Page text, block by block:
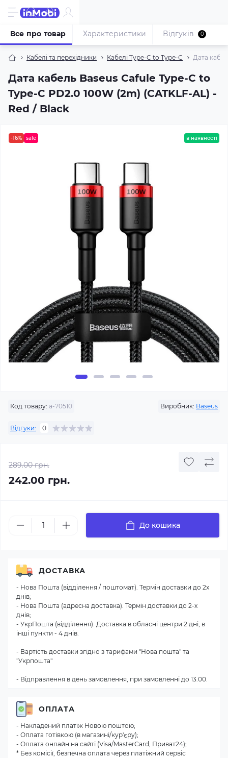
Кабелі та перехідники Кабелі Type-C to Type-C Дата
Дата кабель Baseus Cafule Type-C to
Type-C PD2.0 100W (2m) (CATKLF-AL) -
Red / Black
Все про товар Характеристики Відгуків 0
-16% sale в наявності
Код товару: a-70510 Виробник: Baseus
Відгуки: 0
289.00 грн.
242.00 грн.
До кошика
ДОСТАВКА
- Нова Пошта (відділення / поштомат). Термін доставки до 2х
днів;
- Нова Пошта (адресна доставка). Термін доставки до 2-х
днів;
- УкрПошта (відділення). Доставка в обласні центри 2 дні, в
інші пункти - 4 днів.
- Вартість доставки згідно з тарифами "Нова пошта" та
"Укрпошта"
- Відправлення в день замовлення, при замовленні до 13.00.
ОПЛАТА
- Накладений платіж Новою поштою;
- Оплата готівкою (в магазині/кур'єру);
- Оплата онлайн на сайті (Visa/MasterCard, Приват24);
* Без комісії, безпечна оплата через платіжний сервіс